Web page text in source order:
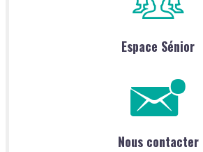
Espace Sénior
Nous contacter